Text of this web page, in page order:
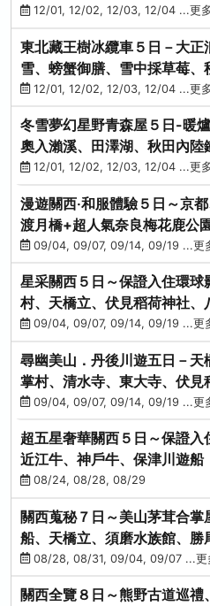
燒、烤牡蠣、握壽司體驗
12/01, 12/02, 12/03, 12/04 ...更
東北藏王樹冰纜車５日－大
雪、螃蟹御膳、雪中採草莓、
理、松島遊船
12/01, 12/02, 12/03, 12/04 ...更
冬雪夢幻星野青森屋５日-暖
奧入瀨溪、田澤湖、秋田內陸
村(不進免稅店)
12/01, 12/02, 12/03, 12/04 ...更
漫遊關西‧和服體驗５日～京
渡月橋+超人氣奈良梅花鹿公
09/04, 09/07, 09/14, 09/19 ...更
星采關西５日～保證入住環
村、天橋立、伏見稻荷神社
09/04, 09/07, 09/14, 09/19 ...更
尋幽美山．丹後川遊五日－
掌村、清水寺、東大寺、伏
09/04, 09/07, 09/14, 09/19 ...更
超五星奢華關西５日～保證入
近江牛、神戶牛、保津川遊船
08/24, 08/28, 08/29
關西蒐秘７日～美山茅茸合
船、天橋立、須磨水族館、勝
08/28, 08/31, 09/04, 09/07 ...更
關西全覽８日～熊野古道巡